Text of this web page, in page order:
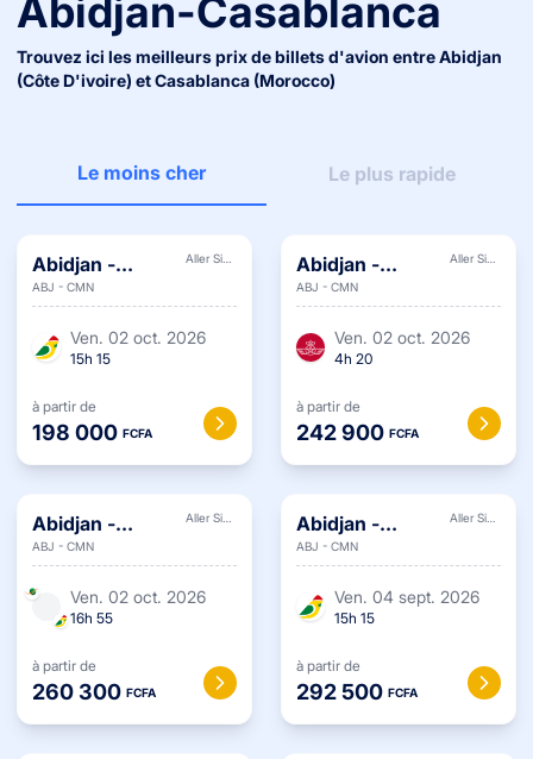
Abidjan-Casablanca
Trouvez ici les meilleurs prix de billets d'avion entreAbidjan
(côte D'ivoire) etCasablanca (morocco)
Le moins cher Le plus rapide
Abidjan -
Casablanca
ABJ - CMN
ven. 02 oct. 2026
15h 15
à partir de
198 000 FCFA
Abidjan -
Casablanca
ABJ - CMN
ven. 02 oct. 2026
4h 20
à partir de
242 900 FCFA
Abidjan -
Casablanca
ABJ - CMN
ven. 02 oct. 2026
16h 55
à partir de
260 300 FCFA
Abidjan -
Casablanca
ABJ - CMN
ven. 04 sept. 2026
15h 15
à partir de
292 500 FCFA